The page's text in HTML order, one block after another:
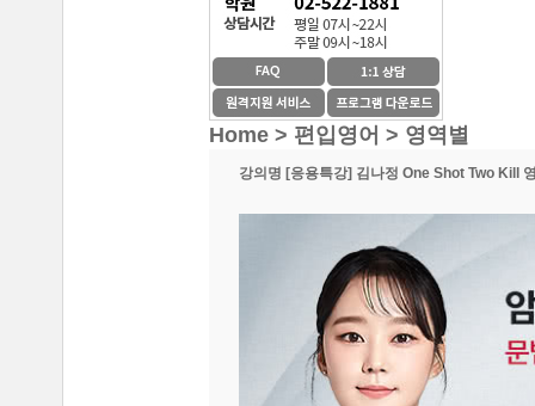
환급이라는 조건
수강제한이 없어
방대한 자료와 데
중간에 정리된 자
중앙대학교 최종합격 김*현
한국외국어대학교 최종합격 김*진
중앙대학교 최종합격 한*현
Home > 편입영어 > 영역별
강의명 [응용특강] 김나정 One Shot Two Kill